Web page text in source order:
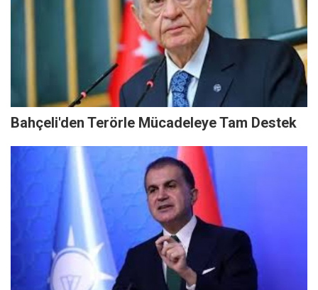
Bahçeli'den Terörle Mücadeleye Tam Destek